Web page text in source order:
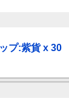
プ:紫貨 x 30